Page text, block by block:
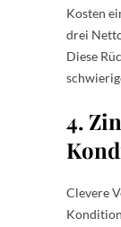
Kosten
drei
Diese
4.
Clevere